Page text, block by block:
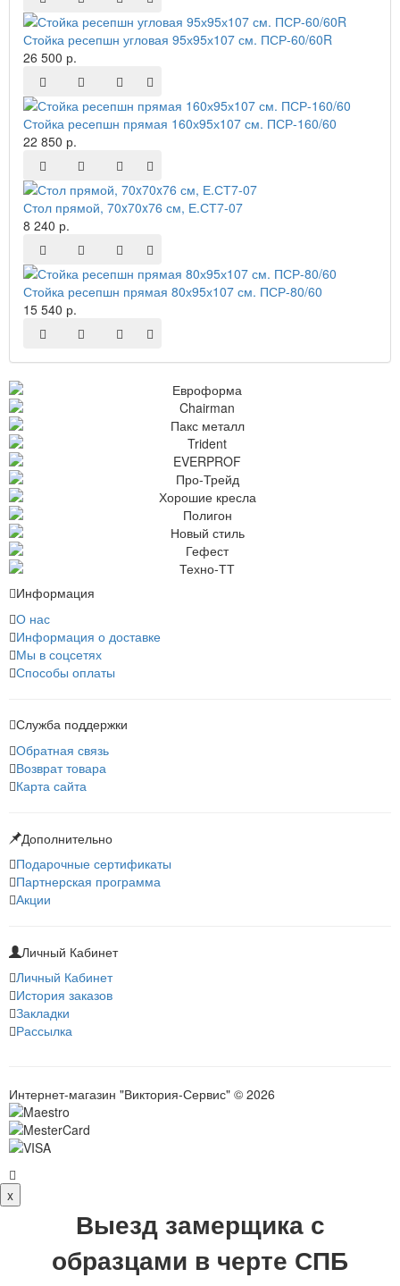
Стойка ресепшн угловая 95х95х107 см. ПСР-60/60R
26 500 р.
Стойка ресепшн прямая 160х95х107 см. ПСР-160/60
22 850 р.
Стол прямой, 70x70x76 см, Е.СТ7-07
8 240 р.
Стойка ресепшн прямая 80х95х107 см. ПСР-80/60
15 540 р.
Информация
О нас
Информация о доставке
Мы в соцсетях
Способы оплаты
Служба поддержки
Обратная связь
Возврат товара
Карта сайта
Дополнительно
Подарочные сертификаты
Партнерская программа
Акции
Личный Кабинет
Личный Кабинет
История заказов
Закладки
Рассылка
Интернет-магазин "Виктория-Сервис" © 2026
x
Выезд замерщика с
образцами в черте СПБ